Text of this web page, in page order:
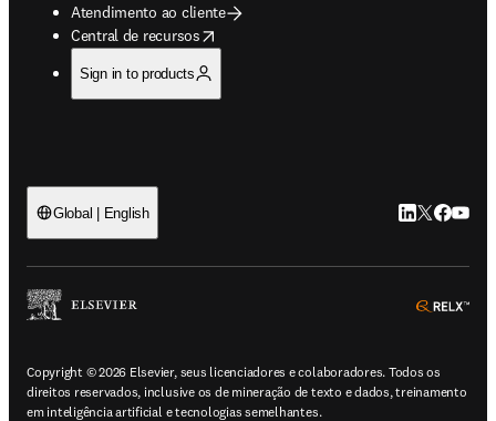
Atendimento ao cliente
Central de recursos
opens in new tab/window
Sign in to products
Global | English LinkedIn abre
Twitter
Copyright © 2026 Elsevier, seus licenciadores e colaboradores. Todos os
direitos reservados, inclusive os de mineração de texto e dados, treinamento
em inteligência artificial e tecnologias semelhantes.